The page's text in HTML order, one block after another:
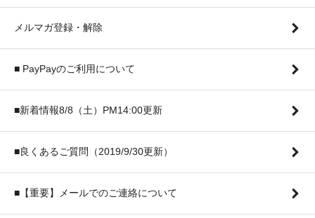
メルマガ登録・解除
■ PayPayのご利用について
■新着情報8/8（土）PM14:00更新
■良くあるご質問（2019/9/30更新）
■【重要】メールでのご連絡について